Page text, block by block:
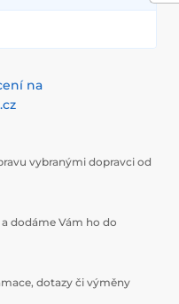
na
vybranými dopravci od
dodáme Vám ho do
dotazy či výměny